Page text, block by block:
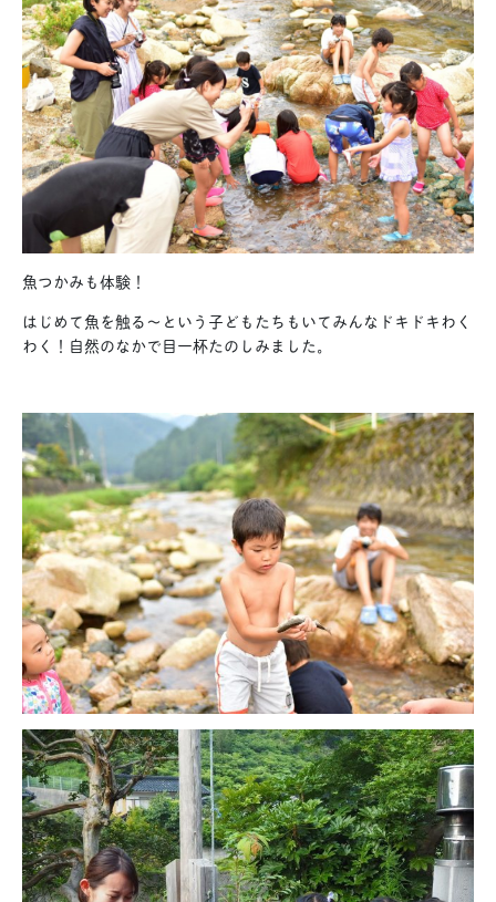
魚つかみも体験！
はじめて魚を触る〜という子どもたちもいてみんなドキドキわく
わく！自然のなかで目一杯たのしみました。